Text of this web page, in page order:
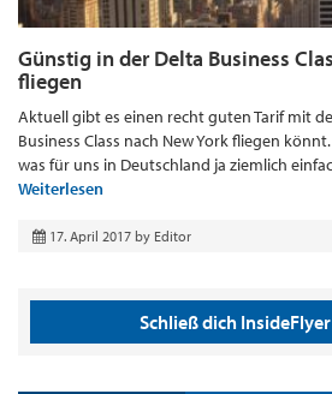
Günstig in der Delta Business
fliegen
Aktuell gibt es einen recht guten Tarif mit
Business Class nach New York fliegen
was für uns in Deutschland ja ziemlich
Weiterlesen
17. April 2017 by Editor
Schließ dich